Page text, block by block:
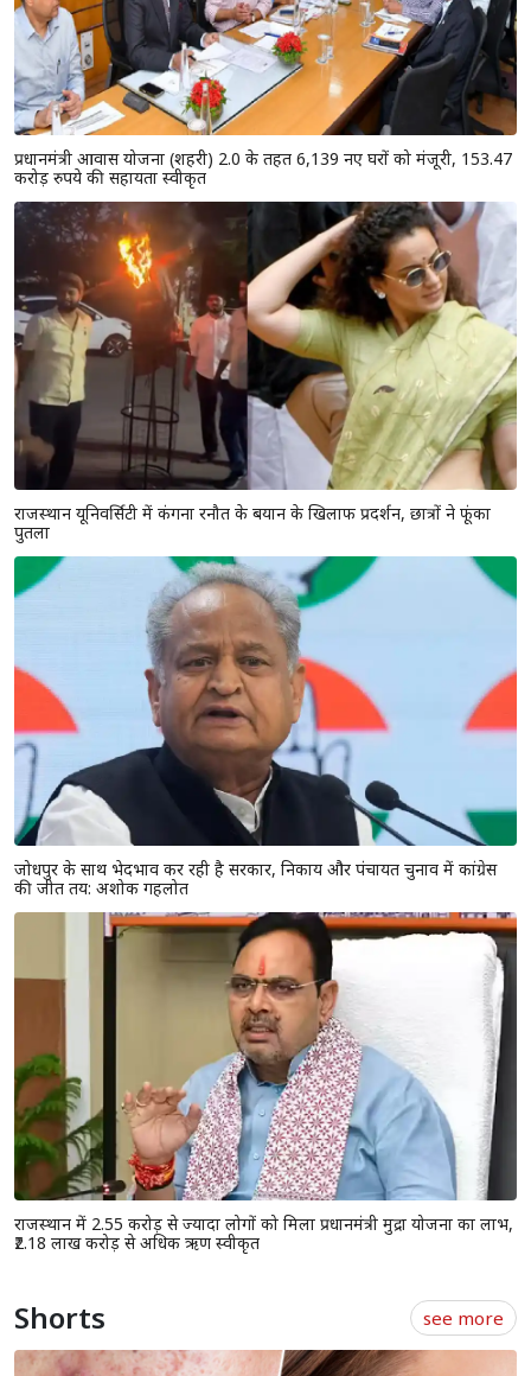
प्रधानमंत्री आवास योजना (शहरी) 2.0 के तहत 6,139 नए घरों को मंजूरी, 153.47
करोड़ रुपये की सहायता स्वीकृत
राजस्थान यूनिवर्सिटी में कंगना रनौत के बयान के खिलाफ प्रदर्शन, छात्रों ने फूंका
पुतला
जोधपुर के साथ भेदभाव कर रही है सरकार, निकाय और पंचायत चुनाव में कांग्रेस
की जीत तय: अशोक गहलोत
राजस्थान में 2.55 करोड़ से ज्यादा लोगों को मिला प्रधानमंत्री मुद्रा योजना का लाभ,
₹2.18 लाख करोड़ से अधिक ऋण स्वीकृत
Shorts see more